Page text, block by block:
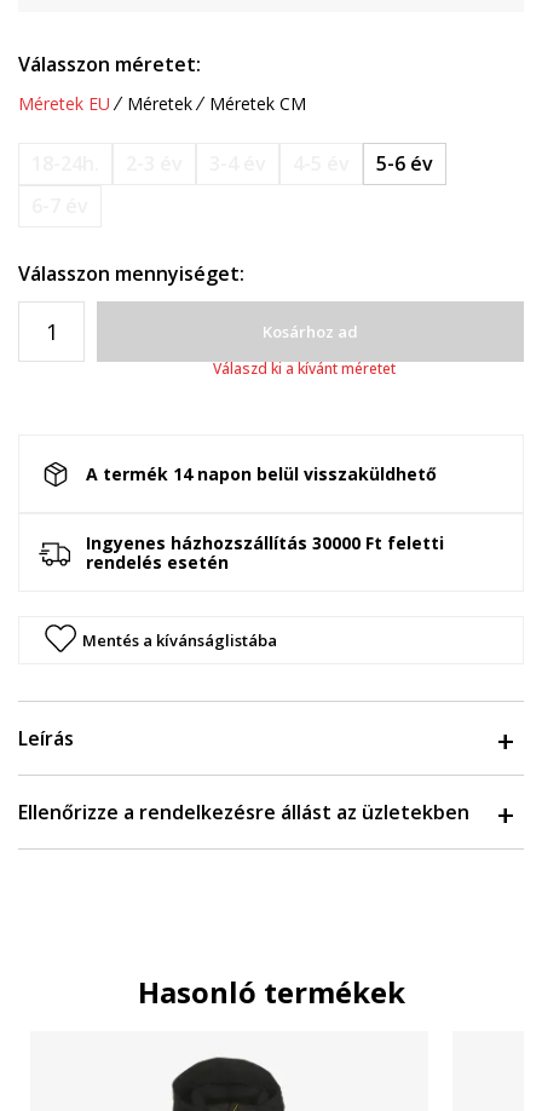
Válasszon méretet:
Méretek EU Méretek Méretek CM
5-6 év
Válasszon mennyiséget:
Kosárhoz ad
Válaszd ki a kívánt méretet
A termék 14 napon belül visszaküldhető
Ingyenes házhozszállítás 30000 Ft feletti
rendelés esetén
Mentés a kívánságlistába
Leírás
Ellenőrizze a rendelkezésre állást az üzletekben
Hasonló termékek